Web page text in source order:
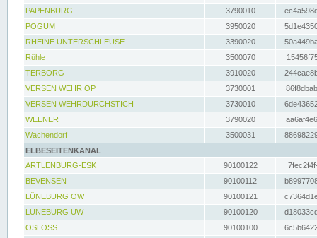
PAPENBURG
3790010
POGUM
3950020
RHEINE UNTERSCHLEUSE
3390020
Rühle
3500070
TERBORG
3910020
VERSEN WEHR OP
3730001
VERSEN WEHRDURCHSTICH
3730010
WEENER
3790020
Wachendorf
3500031
ELBESEITENKANAL
ARTLENBURG-ESK
90100122
BEVENSEN
90100112
LÜNEBURG OW
90100121
LÜNEBURG UW
90100120
OSLOSS
90100100